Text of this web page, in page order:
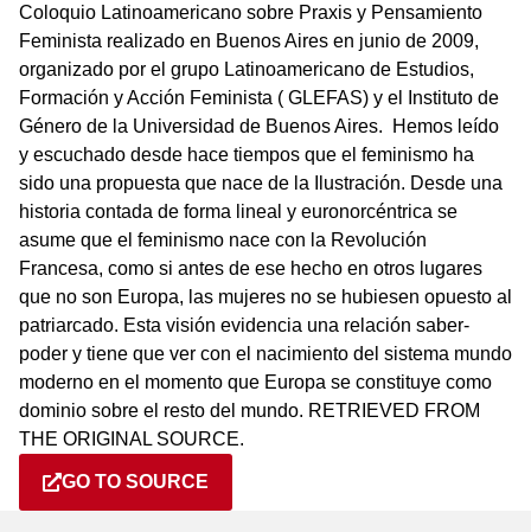
Coloquio Latinoamericano sobre Praxis y Pensamiento
Feminista realizado en Buenos Aires en junio de 2009,
organizado por el grupo Latinoamericano de Estudios,
Formación y Acción Feminista ( GLEFAS) y el Instituto de
Género de la Universidad de Buenos Aires. Hemos leído
y escuchado desde hace tiempos que el feminismo ha
sido una propuesta que nace de la Ilustración. Desde una
historia contada de forma lineal y euronorcéntrica se
asume que el feminismo nace con la Revolución
Francesa, como si antes de ese hecho en otros lugares
que no son Europa, las mujeres no se hubiesen opuesto al
patriarcado. Esta visión evidencia una relación saber-
poder y tiene que ver con el nacimiento del sistema mundo
moderno en el momento que Europa se constituye como
dominio sobre el resto del mundo. RETRIEVED FROM
THE ORIGINAL SOURCE.
GO TO SOURCE